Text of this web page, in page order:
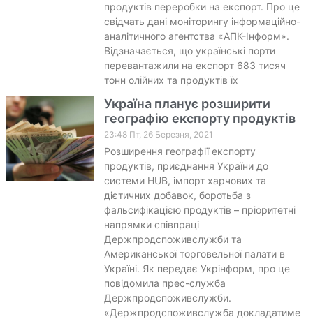
продуктів переробки на експорт. Про це
свідчать дані моніторингу інформаційно-
аналітичного агентства «АПК-Інформ».
Відзначається, що українські порти
перевантажили на експорт 683 тисяч
тонн олійних та продуктів їх
Україна планує розширити
географію експорту продуктів
23:48 Пт, 26 Березня, 2021
Розширення географії експорту
продуктів, приєднання України до
системи HUB, імпорт харчових та
дієтичних добавок, боротьба з
фальсифікацією продуктів – пріоритетні
напрямки співпраці
Держпродспоживслужби та
Американської торговельної палати в
Україні. Як передає Укрінформ, про це
повідомила прес-служба
Держпродспоживслужби.
«Держпродспоживслужба докладатиме